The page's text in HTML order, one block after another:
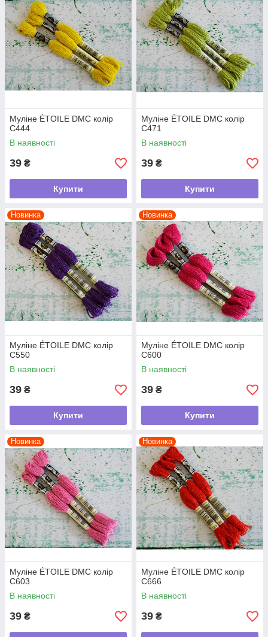
Муліне ÉTOILE DMC колір
C444
В наявності
39 ₴
Купити
Муліне ÉTOILE DMC колір
C471
В наявності
39 ₴
Купити
Новинка
Муліне ÉTOILE DMC колір
C550
В наявності
39 ₴
Купити
Новинка
Муліне ÉTOILE DMC колір
C600
В наявності
39 ₴
Купити
Новинка
Муліне ÉTOILE DMC колір
C603
В наявності
39 ₴
Новинка
Муліне ÉTOILE DMC колір
C666
В наявності
39 ₴